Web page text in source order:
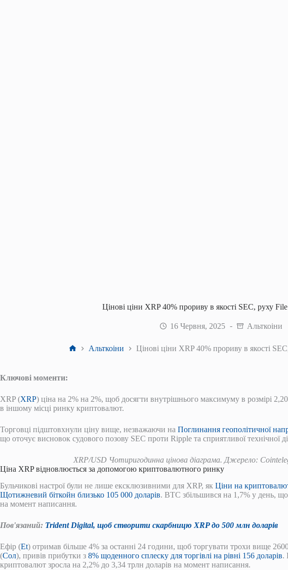
Цінові ціни XRP 40% прориву в якості SEC, руху
16 Червня, 2025 Альткоіни
ГоловнаАльткоіни Цінові ціни XRP 40% прориву в якості
Ключові моменти:
XRP (XRP) ціна на 2% на 2%, щоб досягти внутрішнього максимуму в розмірі
в іншому місці ринку криптовалют.
Торговці підштовхнули ціну вище, незважаючи на Поглинання геополітичної
що оточує висновок судового позову SEC проти Ripple та сприятливої ​​технічної
XRP/USD Чотиригодинна цінова діаграма. Джерело:
Ціна XRP відновлюється за допомогою криптовалютного ринку
Бульчикові настрої були не лише ексклюзивними для XRP, як Ціни на
Щотижневий біткойн близько 105 000 доларів. BTC збільшився на 1,7% у день,
на момент написання.
Пов'язаний: Trident Digital, щоб створити скарбницю XRP до 500 млн доларів
Ефір (Et) отримав більше 4% за останні 24 години, щоб торгувати трохи вище
(Сол), привів прибутки з 8% щоденного сплеску для торгівлі на рівні 156 доларів.
криптовалют зросла на 2,2% до 3,34 трлн доларів на момент написання.